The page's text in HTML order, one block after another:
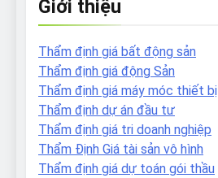
Giới thiệu
Thẩm định giá bất động sản
Thẩm định giá động Sản
Thẩm định giá máy móc thiết bị
Thẩm định dự án đầu tư
Thẩm định giá tri doanh nghiệp
Thẩm Định Giá tài sản vô hình
Thẩm định giá dự toán gói thầu